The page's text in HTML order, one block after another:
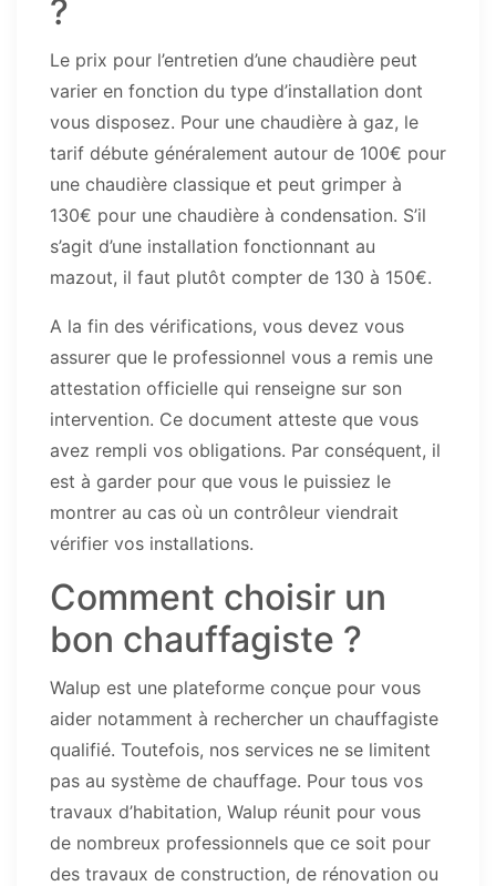
?
Le prix pour l’entretien d’une chaudière peut
varier en fonction du type d’installation dont
vous disposez. Pour une chaudière à gaz, le
tarif débute généralement autour de 100€ pour
une chaudière classique et peut grimper à
130€ pour une chaudière à condensation. S’il
s’agit d’une installation fonctionnant au
mazout, il faut plutôt compter de 130 à 150€.
A la fin des vérifications, vous devez vous
assurer que le professionnel vous a remis une
attestation officielle qui renseigne sur son
intervention. Ce document atteste que vous
avez rempli vos obligations. Par conséquent, il
est à garder pour que vous le puissiez le
montrer au cas où un contrôleur viendrait
vérifier vos installations.
Comment choisir un
bon chauffagiste ?
Walup est une plateforme conçue pour vous
aider notamment à rechercher un chauffagiste
qualifié. Toutefois, nos services ne se limitent
pas au système de chauffage. Pour tous vos
travaux d’habitation, Walup réunit pour vous
de nombreux professionnels que ce soit pour
des travaux de construction, de rénovation ou